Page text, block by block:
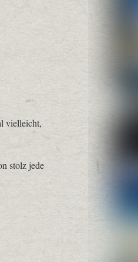
vielleicht,
stolz jede